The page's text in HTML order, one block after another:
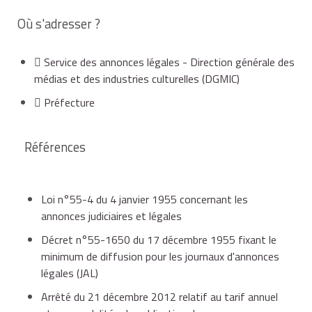
journaux d'information en ligne ("pure players")
avoir une parution au moins hebdomadaire (les
de presse (CPPAP),
justifier une vente effective par abonnements,
dépositaires ou vendeurs,
de 50 % pour les annonces publiées dans le cadre
Le tarif d'insertion d'une annonce judiciaire et légale ne
peut faire l'objet d'aucune remise ou ristourne.
Le tarif à la ligne pratiqué par l'éditeur, mentionnant la
journal habilité.
Où s'adresser ?
Service des annonces légales - Direction générale des
médias et des industries culturelles (DGMIC)
Préfecture
Références
Loi n°55-4 du 4 janvier 1955 concernant les
annonces judiciaires et légales
Décret n°55-1650 du 17 décembre 1955 fixant le
minimum de diffusion pour les journaux d'annonces
légales (JAL)
Arrêté du 21 décembre 2012 relatif au tarif annuel